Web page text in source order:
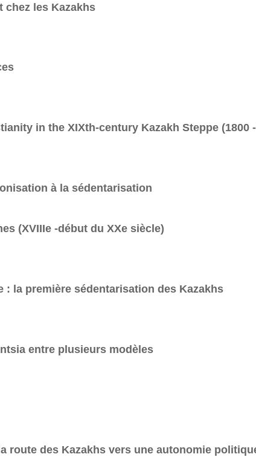
chez les Kazakhs
in the XIXth-century Kazakh Steppe (1800
à la sédentarisation
(XVIIIe -début du XXe siècle)
la première sédentarisation des Kazakhs
entre plusieurs modèles
route des Kazakhs vers une autonomie